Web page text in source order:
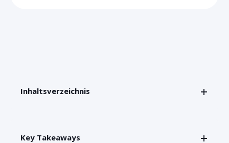
Inhaltsverzeichnis
Key Takeaways